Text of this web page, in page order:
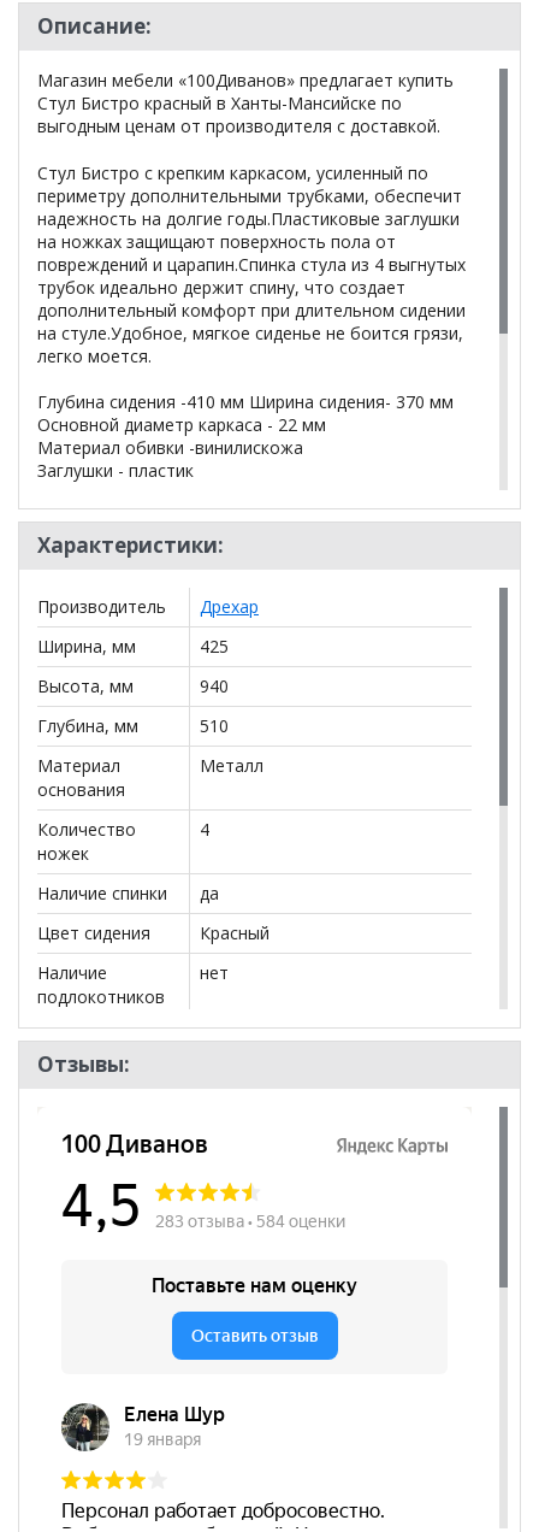
Описание:
Магазин мебели «100Диванов» предлагает купить
Стул Бистро красный в Ханты-Мансийске по
выгодным ценам от производителя с доставкой.
Стул Бистро с крепким каркасом, усиленный по
периметру дополнительными трубками, обеспечит
надежность на долгие годы.Пластиковые заглушки
на ножках защищают поверхность пола от
повреждений и царапин.Спинка стула из 4 выгнутых
трубок идеально держит спину, что создает
дополнительный комфорт при длительном сидении
на стуле.Удобное, мягкое сиденье не боится грязи,
легко моется.
Глубина сидения -410 мм Ширина сидения- 370 мм
Основной диаметр каркаса - 22 мм
Материал обивки -винилискожа
Заглушки - пластик
*Дополнительную информацию о том, как купить
Стул Бистро красный
менеджера по телефону
**Цены на официальном сайте100диванов.com
действительны только для интернет-магазина
могут отличаться от цен в розничных магазинах-
салонах сети!
Характеристики:
Производитель
Дрехар
Ширина, мм
425
Высота, мм
940
Глубина, мм
510
Материал
основания
Металл
Количество
ножек
4
Наличие спинки
да
Цвет сидения
Красный
Наличие
подлокотников
нет
Размер
425*940*510
Регулировка по
Цвет основания
Серый
Материал
сиденья
Винилискожа
Современный
Отзывы: